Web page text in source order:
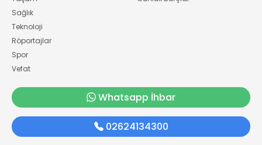
Sağlık
Teknoloji
Röportajlar
Spor
Vefat
Whatsapp İhbar
02624134300